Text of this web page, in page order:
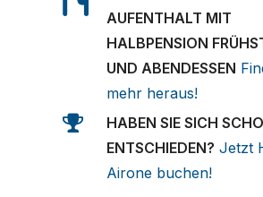
AUFENTHALT MIT
HALBPENSION
UND ABENDESSEN
mehr heraus!
HABEN SIE SICH
ENTSCHIEDEN? Jetzt
Airone buchen!